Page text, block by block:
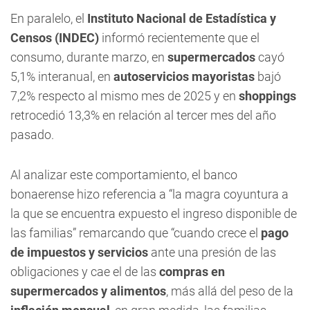
En paralelo, el Instituto Nacional de Estadística y
Censos (INDEC) informó recientemente que el
consumo, durante marzo, en supermercadoscayó
5,1% interanual, en autoservicios mayoristas bajó
7,2% respecto al mismo mes de 2025 y en shoppings
retrocedió 13,3% en relación al tercer mes del año
pasado.
Al analizar este comportamiento, el banco
bonaerense hizo referencia a “la magra coyuntura a
la que se encuentra expuesto el ingreso disponible de
las familias” remarcando que “cuando crece el pago
de impuestos y servicios ante una presión de las
obligaciones y cae el de las compras en
supermercados y alimentos, más allá del peso de la